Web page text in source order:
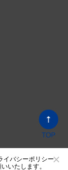
イバシーポリシー
いたします。